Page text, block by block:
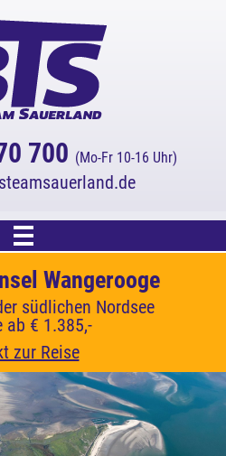
700 (Mo-Fr 10-16 Uhr)
Startin Kroatien
zwischen Krk, Cres und
Lošinj
ab € 1.339,-
zur Reise
Wangerooge
südlichen Nordsee
ab € 1.385,-
zur Reise
Gärten und Legenden
Pilcher
ab € 1.609,-
zur Reise
Rabatt!
abgezogen.)